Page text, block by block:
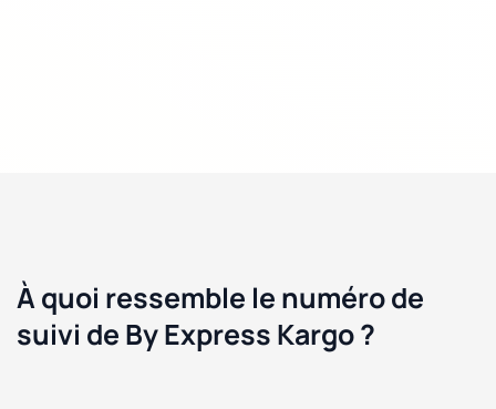
À quoi ressemble le numéro de
suivi de By Express Kargo ?